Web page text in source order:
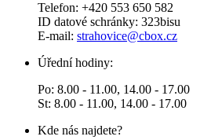
Telefon: +420 553 650 582
ID datové schránky: 323bisu
E-mail: strahovice@cbox.cz
Úřední hodiny:
Po: 8.00 - 11.00, 14.00 - 17.00
St: 8.00 - 11.00, 14.00 - 17.00
Kde nás najdete?